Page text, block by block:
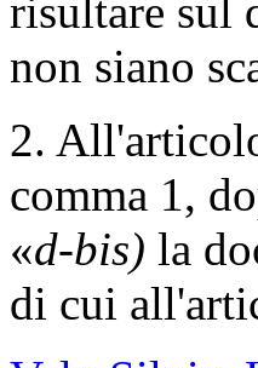
risultare sul
non siano
2.
comma 1,
«d-bis) la
di cui